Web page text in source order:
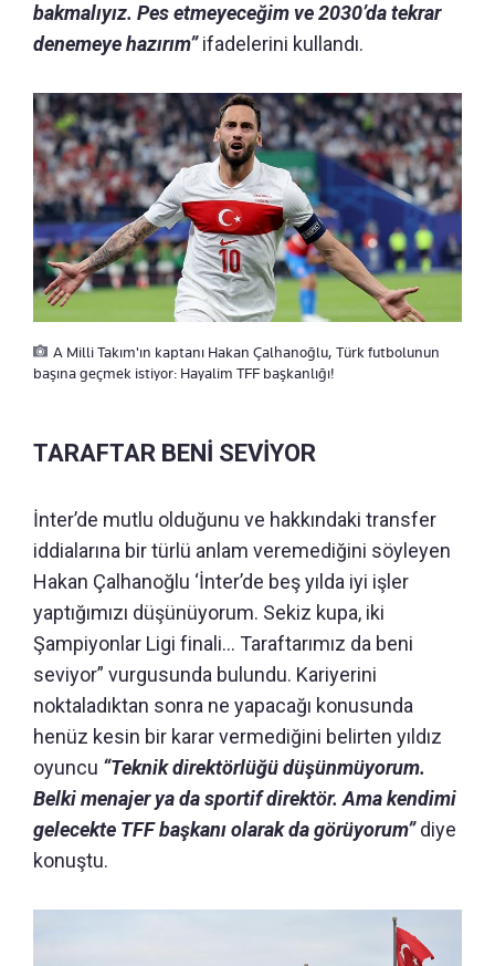
bakmalıyız. Pes etmeyeceğim ve 2030’da tekrar
denemeye hazırım”ifadelerini kullandı.
A Milli Takım'ın kaptanı Hakan Çalhanoğlu, Türk futbolunun
başına geçmek istiyor: Hayalim TFF başkanlığı!
TARAFTAR BENİ SEVİYOR
İnter’de mutlu olduğunu ve hakkındaki transfer
iddialarına bir türlü anlam veremediğini söyleyen
Hakan Çalhanoğlu ‘İnter’de beş yılda iyi işler
yaptığımızı düşünüyorum. Sekiz kupa, iki
Şampiyonlar Ligi finali… Taraftarımız da beni
seviyor” vurgusunda bulundu. Kariyerini
noktaladıktan sonra ne yapacağı konusunda
henüz kesin bir karar vermediğini belirten yıldız
oyuncu “Teknik direktörlüğü düşünmüyorum.
Belki menajer ya da sportif direktör. Ama kendimi
gelecekte TFF başkanı olarak da görüyorum”diye
konuştu.